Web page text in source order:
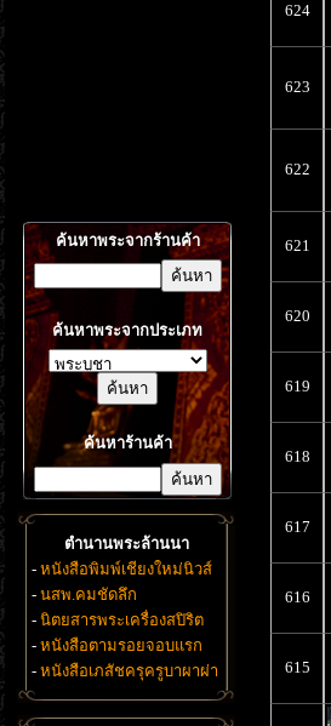
ค้นหาพระจากร้านค้า
ค้นหาพระจากประเภท
ค้นหาร้านค้า
ตำนานพระล้านนา
- หนังสือพิมพ์เชียงใหม่นิวส์
- นสพ.คมชัดลึก
- นิตยสารพระเครื่องสปิริต
- หนังสือตามรอยจอบแรก
- หนังสือเภสัชครุครูบาผาผ่า
624
623
622
621
620
619
618
617
616
615